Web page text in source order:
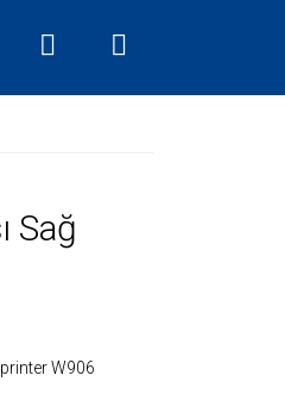
Sağ
W906